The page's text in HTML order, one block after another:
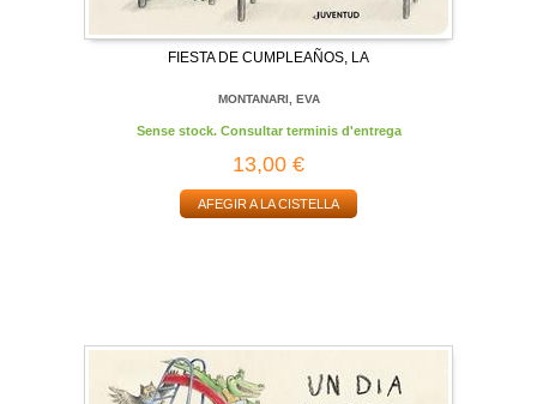
FIESTA DE CUMPLEAÑOS, LA
MONTANARI, EVA
Sense stock. Consultar terminis d'entrega
13,00 €
AFEGIR A LA CISTELLA